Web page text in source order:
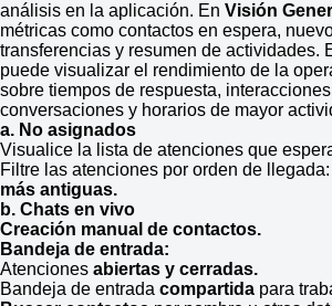
análisis en la aplicación. En Visión
métricas como contactos en espera,
transferencias y resumen de actividades.
puede visualizar el rendimiento de la
sobre tiempos de respuesta,
conversaciones y horarios de mayor
a. No asignados
Visualice la lista de atenciones que
Filtre las atenciones por orden de llegada:
más antiguas.
b. Chats en vivo
Creación manual de contactos.
Bandeja de entrada:
Atenciones abiertas y cerradas.
Bandeja de entrada compartida para